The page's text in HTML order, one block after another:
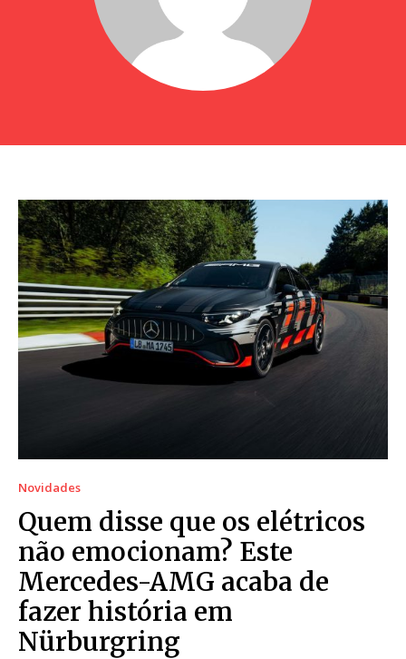
Novidades
Quem disse que os elétricos
não emocionam? Este
Mercedes-AMG acaba de
fazer história em
Nürburgring